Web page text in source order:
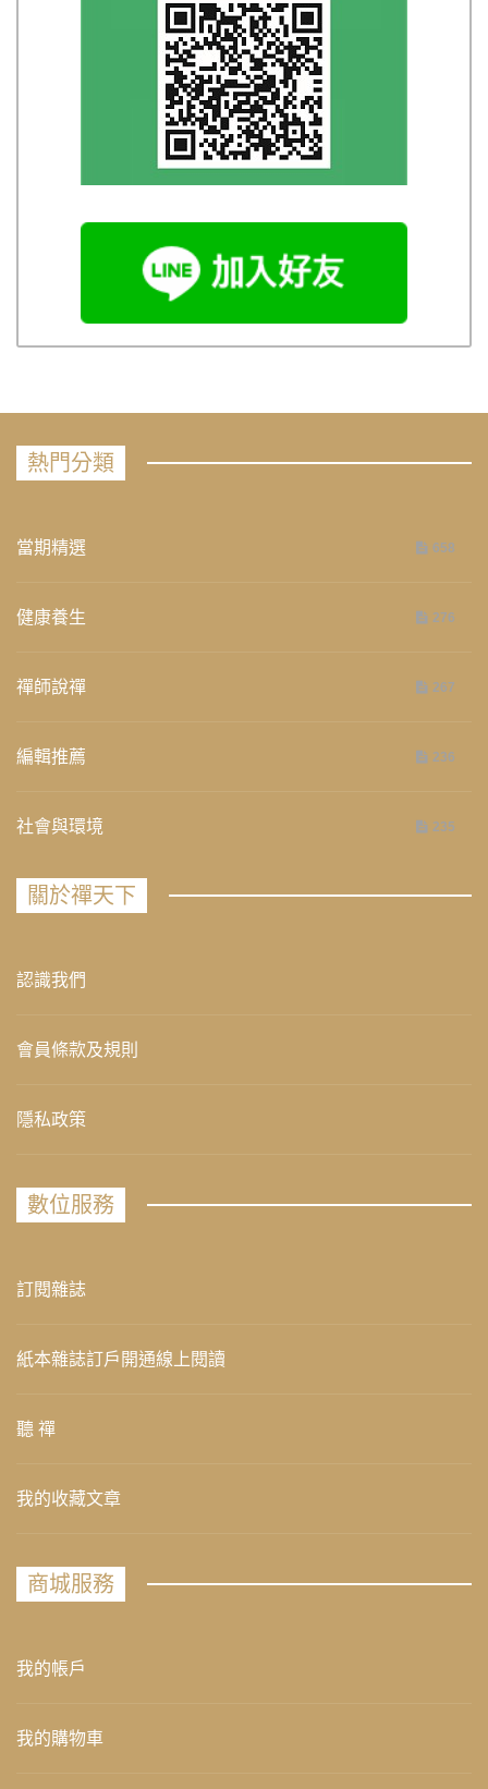
熱門分類
當期精選 658
健康養生 276
禪師說禪 267
編輯推薦 236
社會與環境 235
關於禪天下
認識我們
會員條款及規則
隱私政策
數位服務
訂閱雜誌
紙本雜誌訂戶開通線上閱讀
聽 禪
我的收藏文章
商城服務
我的帳戶
我的購物車